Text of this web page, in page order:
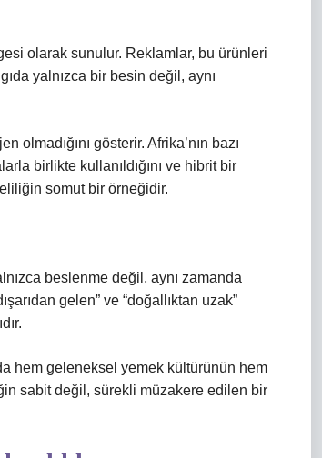
olarak sunulur. Reklamlar, bu ürünleri
yalnızca bir besin değil, aynı
gösterir. Afrika’nın bazı
birlikte kullanıldığını ve hibrit bir
somut bir örneğidir.
beslenme değil, aynı zamanda
gelen” ve “doğallıktan uzak”
hem geleneksel yemek kültürünün hem
sabit değil, sürekli müzakere edilen bir